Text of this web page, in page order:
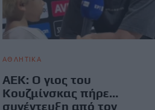
ΑΘΛΗΤΙΚΑ
ΑΕΚ: Ο γιος του
Κουζμίνσκας πήρε…
συνέντευξη από τον